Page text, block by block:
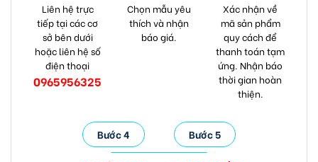
Liên hệ trực
tiếp tại các cơ
sở bên dưới
hoặc liên hệ số
điện thoại
0965956325
Chọn mẫu yêu
thích và nhận
báo giá.
Xác nhận về
mã sản phẩm
quy cách để
thanh toán tạm
ứng. Nhận báo
thời gian hoàn
thiện.
Bước 4 Bước 5